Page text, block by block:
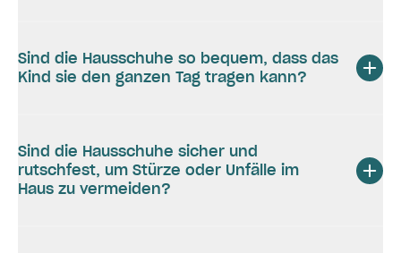
Sind die Hausschuhe so bequem, dass das
Kind sie den ganzen Tag tragen kann?
Sind die Hausschuhe sicher und
rutschfest, um Stürze oder Unfälle im
Haus zu vermeiden?